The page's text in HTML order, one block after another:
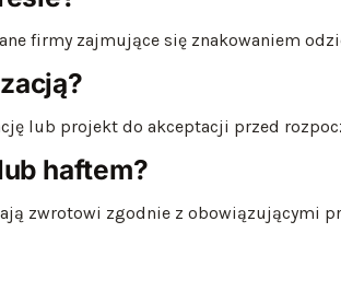
firmy zajmujące się znakowaniem
lub projekt do akceptacji przed
haftem?
zwrotowi zgodnie z obowiązującymi